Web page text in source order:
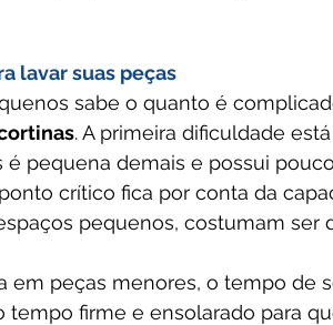
lavar suas peças
sabe o quanto é
. A primeira dificuldade
pequena demais e possui
crítico fica por conta da
pequenos, costumam ser
em peças menores, o tempo de
firme e ensolarado para